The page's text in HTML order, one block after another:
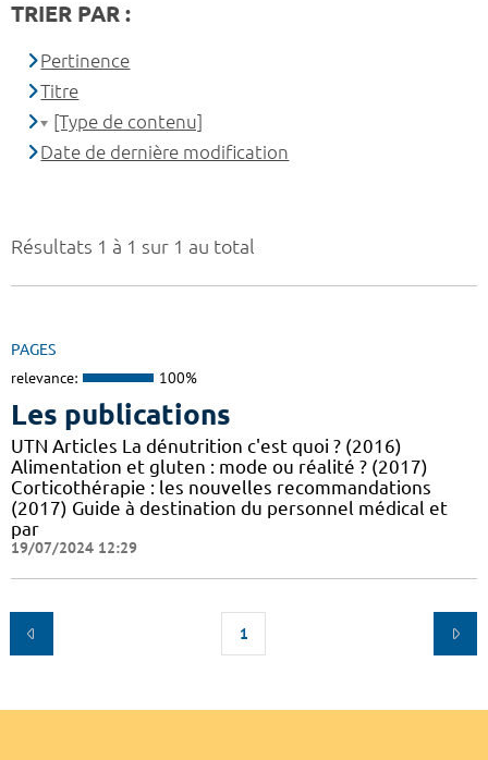
Résultats 1 à 1 sur 1 au total
PAGES
relevance: 100%
Les publications
UTN Articles La dénutrition c'est quoi ? (2016)
Alimentation et gluten : mode ou réalité ? (2017)
Corticothérapie : les nouvelles recommandations
(2017) Guide à destination du personnel médical et
par
19/07/2024 12:29
1
TRIER PAR :
Pertinence
Titre
[Type de contenu]
Date de dernière modification